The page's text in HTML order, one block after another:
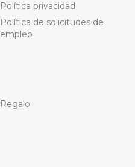
Política privacidad
Política de solicitudes de
empleo
Regalo